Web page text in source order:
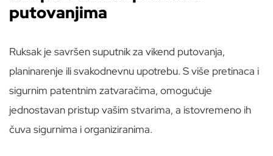
putovanjima
Ruksak je savršen suputnik za vikend putovanja,
planinarenje ili svakodnevnu upotrebu. S više pretinaca i
sigurnim patentnim zatvaračima, omogućuje
jednostavan pristup vašim stvarima, a istovremeno ih
čuva sigurnima i organiziranima.